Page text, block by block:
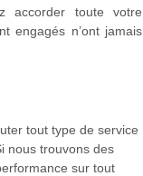
accorder toute votre
engagés n’ont jamais
tout type de service
nous trouvons des
sur tout